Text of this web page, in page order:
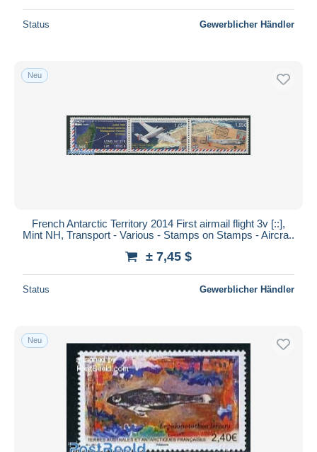
Status Gewerblicher Händler
Neu
French Antarctic Territory 2014 First airmail flight 3v [::],
Mint NH, Transport - Various - Stamps on Stamps - Aircra..
± 7,45 $
Status Gewerblicher Händler
Neu